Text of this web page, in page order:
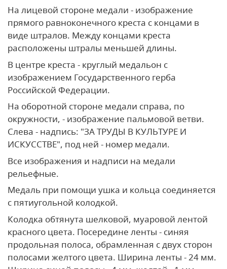
На лицевой стороне медали - изображение
прямого равноконечного креста с концами в
виде штралов. Между концами креста
расположены штралы меньшей длины.
В центре креста - круглый медальон с
изображением Государственного герба
Российской Федерации.
На оборотной стороне медали справа, по
окружности, - изображение пальмовой ветви.
Слева - надпись: "ЗА ТРУДЫ В КУЛЬТУРЕ И
ИСКУССТВЕ", под ней - номер медали.
Все изображения и надписи на медали
рельефные.
Медаль при помощи ушка и кольца соединяется
с пятиугольной колодкой.
Колодка обтянута шелковой, муаровой лентой
красного цвета. Посередине ленты - синяя
продольная полоса, обрамленная с двух сторон
полосами желтого цвета. Ширина ленты - 24 мм.